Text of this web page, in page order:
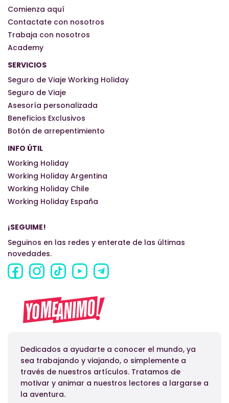
Comienza aquí
Contactate con nosotros
Trabaja con nosotros
Academy
SERVICIOS
Seguro de Viaje Working Holiday
Seguro de Viaje
Asesoría personalizada
Beneficios Exclusivos
Botón de arrepentimiento
INFO ÚTIL
Working Holiday
Working Holiday Argentina
Working Holiday Chile
Working Holiday España
¡SEGUIME!
Seguinos en las redes y enterate de las últimas
novedades.
Dedicados a ayudarte a conocer el mundo, ya
sea trabajando y viajando, o simplemente a
través de nuestros artículos. Tratamos de
motivar y animar a nuestros lectores a largarse a
la aventura.